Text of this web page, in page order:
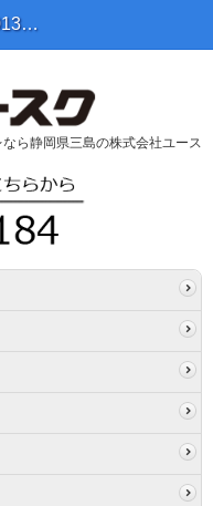
アーカイブ 2013年09月 | SSBB便り
ら静岡県三島の株式会社ユース